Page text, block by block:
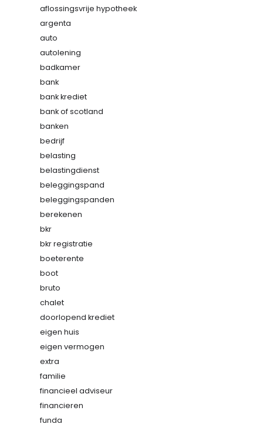
aflossingsvrije hypotheek
argenta
auto
autolening
badkamer
bank
bank krediet
bank of scotland
banken
bedrijf
belasting
belastingdienst
beleggingspand
beleggingspanden
berekenen
bkr
bkr registratie
boeterente
boot
bruto
chalet
doorlopend krediet
eigen huis
eigen vermogen
extra
familie
financieel adviseur
financieren
funda